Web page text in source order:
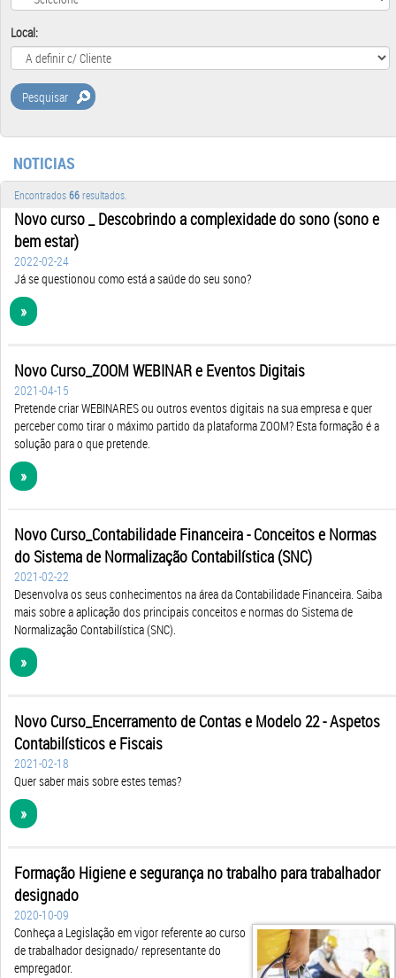
Local:
Pesquisar
NOTICIAS
Encontrados66resultados.
Novo curso _ Descobrindo a complexidade do sono (sono e
bem estar)
2022-02-24
Já se questionou como está a saúde do seu sono?
»
Novo Curso_ZOOM WEBINAR e Eventos Digitais
2021-04-15
Pretende criar WEBINARES ou outros eventos digitais na sua empresa e quer
perceber como tirar o máximo partido da plataforma ZOOM? Esta formação é a
solução para o que pretende.
»
Novo Curso_Contabilidade Financeira - Conceitos e Normas
do Sistema de Normalização Contabilística (SNC)
2021-02-22
Desenvolva os seus conhecimentos na área da Contabilidade Financeira. Saiba
mais sobre a aplicação dos principais conceitos e normas do Sistema de
Normalização Contabilística (SNC).
»
Novo Curso_Encerramento de Contas e Modelo 22 - Aspetos
Contabilísticos e Fiscais
2021-02-18
Quer saber mais sobre estes temas?
»
Formação Higiene e segurança no trabalho para trabalhador
designado
2020-10-09
Conheça a Legislação em vigor referente ao curso
de trabalhador designado/ representante do
empregador.